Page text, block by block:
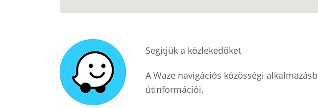
Segítjük a közlekedőket
A Waze navigációs közösségi
útinformációi.